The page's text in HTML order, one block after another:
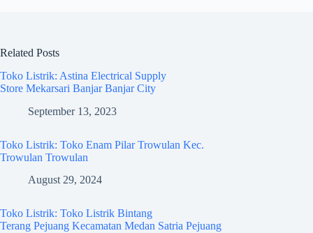
Related Posts
Toko Listrik: Astina Electrical Supply
Store Mekarsari Banjar Banjar City
September 13, 2023
Toko Listrik: Toko Enam Pilar Trowulan Kec.
Trowulan Trowulan
August 29, 2024
Toko Listrik: Toko Listrik Bintang
Terang Pejuang Kecamatan Medan Satria Pejuang